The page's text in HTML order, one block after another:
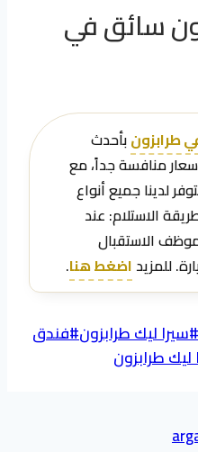
سائق في
طرابزونبأحدث
(2020-2024) وأسعار منافسة جداً، مع
لدينا جميع أنواع
الاستلام: عند
الاستقبال
للمزيد اضغط هنا.
#سيرا ليك طرابزون#فندق
طرابزون